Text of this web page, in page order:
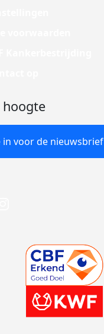
in voor de nieuwsbrief